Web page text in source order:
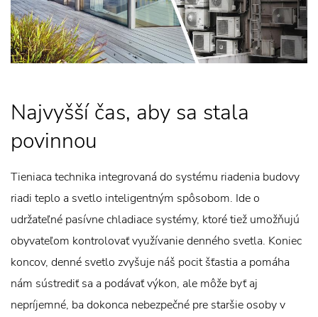
Najvyšší čas, aby sa stala
povinnou
Tieniaca technika integrovaná do systému riadenia budovy
riadi teplo a svetlo inteligentným spôsobom. Ide o
udržateľné pasívne chladiace systémy, ktoré tiež umožňujú
obyvateľom kontrolovať využívanie denného svetla. Koniec
koncov, denné svetlo zvyšuje náš pocit šťastia a pomáha
nám sústrediť sa a podávať výkon, ale môže byť aj
nepríjemné, ba dokonca nebezpečné pre staršie osoby v